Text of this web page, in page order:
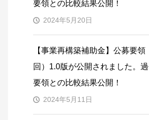
要領との比較結果公開！
2024年5月20日
【事業再構築補助金】公募要領
回）1.0版が公開されました。
要領との比較結果公開！
2024年5月11日